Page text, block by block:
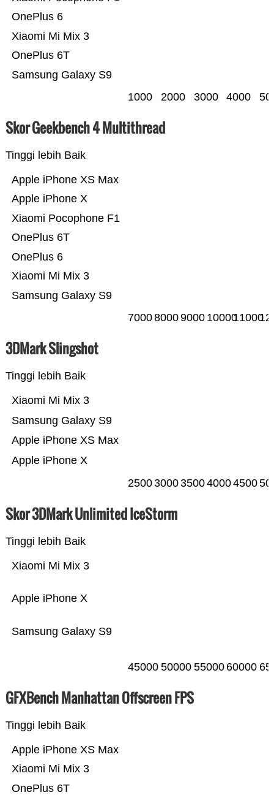
Samsung Galaxy S9
OnePlus 6T
Xiaomi Mi Mix 3
OnePlus 6
1000 2000 3000 4000
Skor Geekbench 4 Multithread
Tinggi lebih Baik
Samsung Galaxy S9
Xiaomi Mi Mix 3
OnePlus 6
OnePlus 6T
Xiaomi Pocophone F1
Apple iPhone X
Apple iPhone XS Max
700080009000 1000011000
3DMark Slingshot
Tinggi lebih Baik
Apple iPhone X
Apple iPhone XS Max
Samsung Galaxy S9
Xiaomi Mi Mix 3
25003000350040004500
Skor 3DMark Unlimited IceStorm
Tinggi lebih Baik
Samsung Galaxy S9
Apple iPhone X
Xiaomi Mi Mix 3
45000 50000 55000 60000
GFXBench Manhattan Offscreen FPS
Tinggi lebih Baik
OnePlus 6T
Xiaomi Mi Mix 3
Apple iPhone XS Max